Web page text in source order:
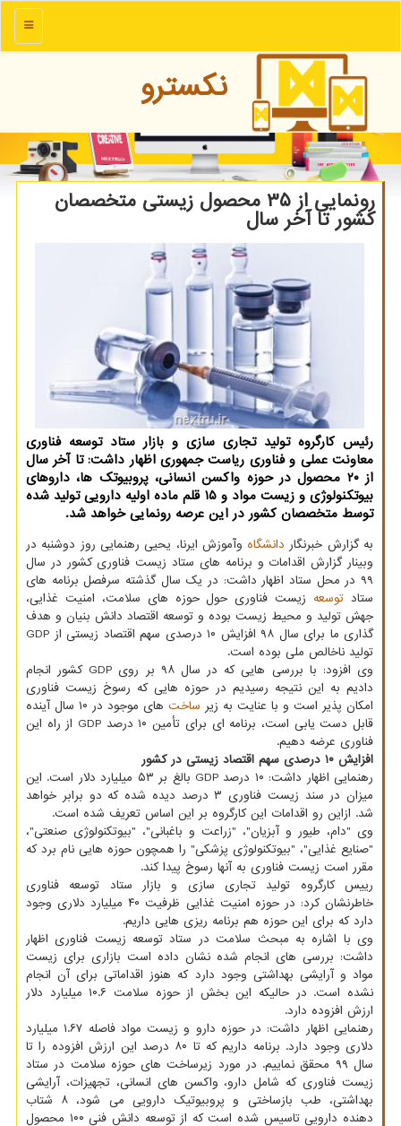
منو
نكسترو
رونمایی از ۳۵ محصول زیستی متخصصان
كشور تا آخر سال
رئیس كارگروه تولید تجاری سازی و بازار ستاد توسعه فناوری
معاونت عملی و فناوری ریاست جمهوری اظهار داشت: تا آخر سال
از ۲۰ محصول در حوزه واكسن انسانی، پروبیوتك ها، داروهای
بیوتكنولوژی و زیست مواد و ۱۵ قلم ماده اولیه دارویی تولید شده
توسط متخصصان كشور در این عرصه رونمایی خواهد شد.
به گزارش خبرنگار دانشگاه وآموزش ایرنا، یحیی رهنمایی روز دوشنبه در
وبینار گزارش اقدامات و برنامه های ستاد زیست فناوری کشور در سال
۹۹ در محل ستاد اظهار داشت: در یک سال گذشته سرفصل برنامه های
ستاد توسعه زیست فناوری حول حوزه های سلامت، امنیت غذایی،
جهش تولید و محیط زیست بوده و توسعه اقتصاد دانش بنیان و هدف
گذاری ما برای سال ۹۸ افزایش ۱۰ درصدی سهم اقتصاد زیستی از GDP
تولید ناخالص ملی بوده است.
وی افزود: با بررسی هایی که در سال ۹۸ بر روی GDP کشور انجام
دادیم به این نتیجه رسیدیم در حوزه هایی که رسوخ زیست فناوری
امکان پذیر است و با عنایت به زیر ساخت
های موجود در ۱۰ سال آینده
قابل دست یابی است، برنامه ای برای تأمین ۱۰ درصد GDP از راه این
فناوری عرضه دهیم.
افزایش ۱۰ درصدی سهم اقتصاد زیستی در کشور
رهنمایی اظهار داشت: ۱۰ درصد GDP بالغ بر ۵۳ میلیارد دلار است. این
میزان در سند زیست فناوری ۳ درصد دیده شده که دو برابر خواهد
شد. ازاین رو اقدامات این کارگروه بر این اساس تعریف شده است.
وی "دام، طیور و آبزیان"، "زراعت و باغبانی"، "بیوتکنولوژی صنعتی"،
"صنایع غذایی"، "بیوتکنولوژی پزشکی" را همچون حوزه هایی نام برد که
مقرر است زیست فناوری به آنها رسوخ پیدا کند.
رییس کارگروه تولید تجاری سازی و بازار ستاد توسعه فناوری
خاطرنشان کرد: در حوزه امنیت غذایی ظرفیت ۴۰ میلیارد دلاری وجود
دارد که برای این حوزه هم برنامه ریزی هایی داریم.
وی با اشاره به مبحث سلامت در ستاد توسعه زیست فناوری اظهار
داشت: بررسی های انجام شده نشان داده است بازاری برای زیست
مواد و آرایشی بهداشتی وجود دارد که هنوز اقداماتی برای آن انجام
نشده است. در حالیکه این بخش از حوزه سلامت ۱۰.۶ میلیارد دلار
ارزش افزوده دارد.
رهنمایی اظهار داشت: در حوزه دارو و زیست مواد فاصله ۱.۶۷ میلیارد
دلاری وجود دارد. برنامه داریم که تا ۸۰ درصد این ارزش افزوده را تا
سال ۹۹ محقق نماییم. در مورد زیرساخت های حوزه سلامت در ستاد
زیست فناوری که شامل دارو، واکسن های انسانی، تجهیزات، آرایشی
بهداشتی، طب بازساختی و پروبیوتیک دارویی می شود، ۸ شتاب
دهنده دارویی تاسیس شده است که از توسعه دانش فنی ۱۰۰ محصول